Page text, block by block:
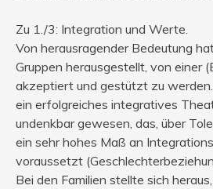
Zu 1./3: Integration und Werte.
Von herausragender Bedeutung
Gruppen herausgestellt, von einer
akzeptiert und gestützt zu
ein erfolgreiches integratives
undenkbar gewesen, das, über
ein sehr hohes Maß an
voraussetzt
Bei den Familien stellte sich